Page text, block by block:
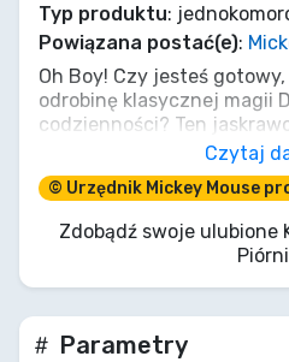
Typ produktu:
Powiązana postać(e):
Oh Boy! Czy jesteś
odrobinę klasycznej magii
codzienności? Ten
długości 21 cm z Myszką
na twarzy przy każdym
Mikiego i kultowym napisem
towarzysz do szkoły,
szkicowania. Jest
pomieścić wszystkie Twoje
jednocześnie na tyle
w każdym plecaku. Dodaj
swojego dnia z
Czytaj
© Urzędnik Mickey Mouse
Zdobądź swoje ulubione
Parametry